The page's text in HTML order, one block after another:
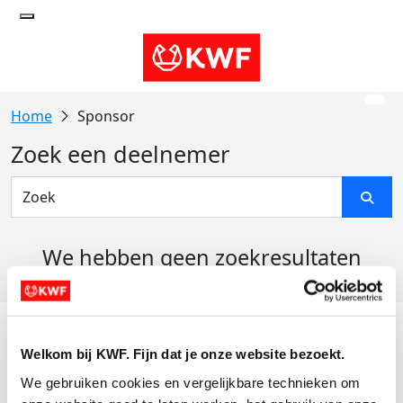
Welkom bij KWF. Fijn dat je onze website bezoekt.
We gebruiken cookies en vergelijkbare technieken om
Sponsor
Zoek een deelnemer
We hebben geen zoekresultaten
Actiematerialen
Evenementen